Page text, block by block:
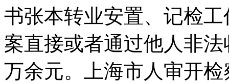
书张本转业安置、记检
案直接或者通过他人非
万余元。上海市人审开